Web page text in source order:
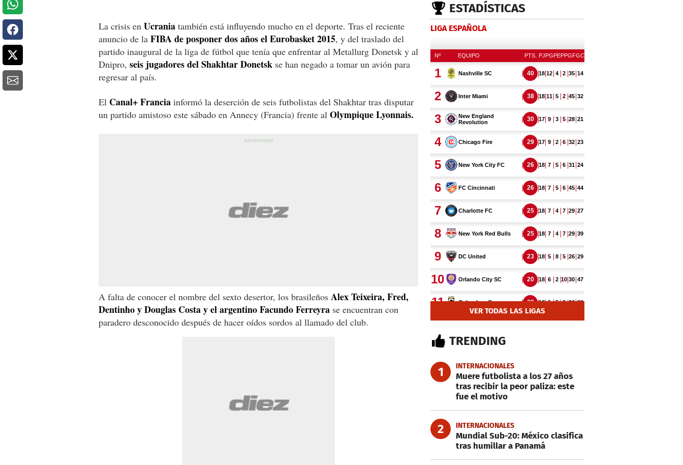
La crisis en Ucrania también está influyendo mucho en el deporte. Tras el reciente
anuncio de la FIBA de posponer dos años el Eurobasket 2015, y del traslado del
partido inaugural de la liga de fútbol que tenía que enfrentar al Metallurg Donetsk y al
Dnipro, seis jugadores del Shakhtar Donetsk se han negado a tomar un avión para
regresar al país.
El Canal+ Francia informó la deserción de seis futbolistas del Shakhtar tras disputar
un partido amistoso este sábado en Annecy (Francia) frente al Olympique Lyonnais.
A falta de conocer el nombre del sexto desertor, los brasileños Alex Teixeira, Fred,
Dentinho y Douglas Costa y el argentino Facundo Ferreyra se encuentran con
paradero desconocido después de hacer oídos sordos al llamado del club.
ESTADÍSTICAS
LIGA ESPAÑOLA
VER TODAS LAS LIGAS
TRENDING
1 INTERNACIONALES
Muere futbolista a los 27 años
tras recibir la peor paliza: este
fue el motivo
2 INTERNACIONALES
Mundial Sub-20: México clasifica
tras humillar a Panamá